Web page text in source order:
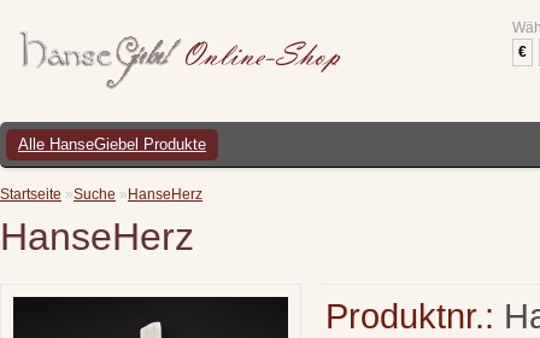
€
Alle HanseGiebel Produkte
Startseite »Suche » HanseHerz
HanseHerz
Produktnr.: